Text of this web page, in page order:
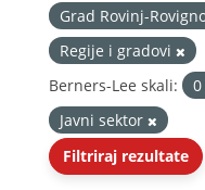
Grad Rovinj-
Regije i gradovi
Berners-Lee skali:
0
Javni sektor
Filtriraj rezultate